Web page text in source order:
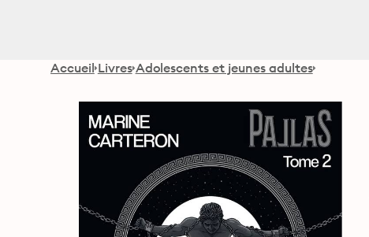
Accueil Livres Adolescents et jeunes adultes